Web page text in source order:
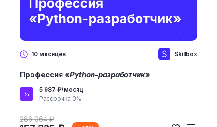
10 месяцев Skillbox
Профессия «Python-разработчик»
5 987 ₽/месяц
Рассрочка 0%
286 064 ₽